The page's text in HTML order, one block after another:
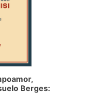
Berges: